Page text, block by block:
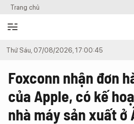
Trang chủ
Thứ Sáu, 07/08/2026, 17:00:45
Foxconn nhận đơn
của Apple, có kế
nhà máy sản xuất ở